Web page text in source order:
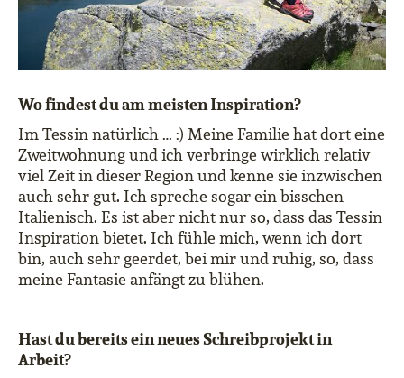
Wo findest du am meisten Inspiration?
Im Tessin natürlich … :) Meine Familie hat dort eine
Zweitwohnung und ich verbringe wirklich relativ
viel Zeit in dieser Region und kenne sie inzwischen
auch sehr gut. Ich spreche sogar ein bisschen
Italienisch. Es ist aber nicht nur so, dass das Tessin
Inspiration bietet. Ich fühle mich, wenn ich dort
bin, auch sehr geerdet, bei mir und ruhig, so, dass
meine Fantasie anfängt zu blühen.
Hast du bereits ein neues Schreibprojekt in
Arbeit?